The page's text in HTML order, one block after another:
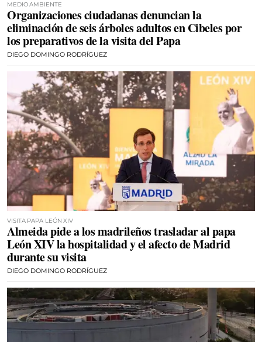
MEDIO AMBIENTE
Organizaciones ciudadanas denuncian la
eliminación de seis árboles adultos en Cibeles por
los preparativos de la visita del Papa
DIEGO DOMINGO RODRÍGUEZ
VISITA PAPA LEÓN XIV
Almeida pide a los madrileños trasladar al papa
León XIV la hospitalidad y el afecto de Madrid
durante su visita
DIEGO DOMINGO RODRÍGUEZ